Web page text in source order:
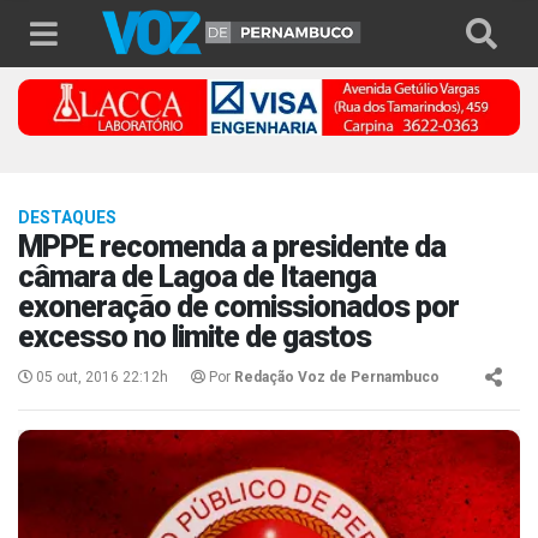
DESTAQUES
MPPE recomenda a presidente da
câmara de Lagoa de Itaenga
exoneração de comissionados por
excesso no limite de gastos
05 out, 2016 22:12h Por Redação Voz de Pernambuco